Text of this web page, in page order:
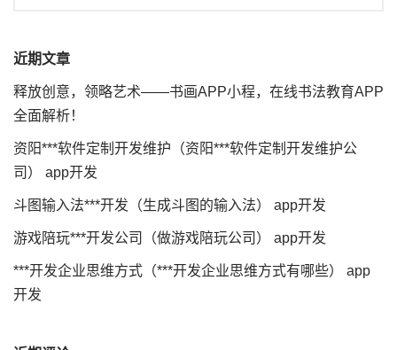
近期文章
释放创意，领略艺术——书画APP小程，在线书法教育APP
全面解析！
资阳***软件定制开发维护（资阳***软件定制开发维护公
司） app开发
斗图输入法***开发（生成斗图的输入法） app开发
游戏陪玩***开发公司（做游戏陪玩公司） app开发
***开发企业思维方式（***开发企业思维方式有哪些） app
开发